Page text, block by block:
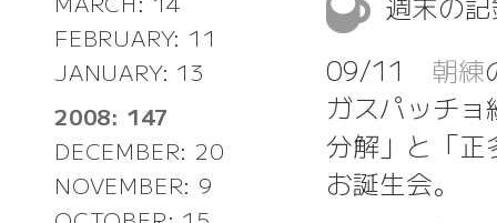
FEBRUARY: 11
JANUARY: 13
2008: 147
DECEMBER: 20
NOVEMBER: 9
09/11 朝練
ガスパッチ
分解」と「
お誕生会。